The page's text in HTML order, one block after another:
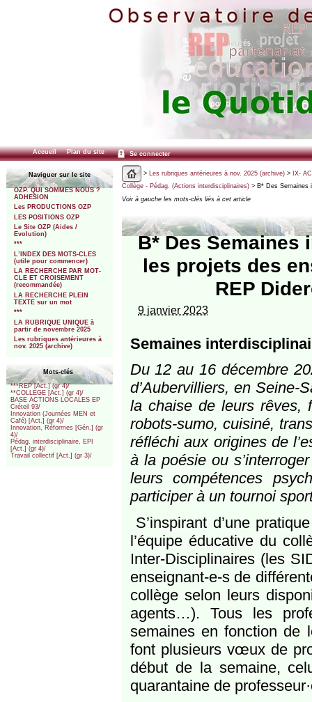
Accueil Plan du site Se connecter
Naviguer sur le site
OZP. QUI SOMMES NOUS ?
ADHESION
Les PRODUCTIONS OZP
LES POSITIONS OZP
Le Site OZP (Aides /
Evolution)
***
L’INDEX DES MOTS-CLES
(utile pour commencer)
LA RECHERCHE PAR MOT-
CLE ET CROISEMENT
(recommandée)
LA RECHERCHE PLEIN
TEXTE sur un mot
***
LA RUBRIQUE UNIQUE à
partir de novembre 2025
Les rubriques antérieures à
nov. 2025 (archive)
Mots-clés
***REP [Act.] (gr 4)/
**COLLEGE [Act.] (gr 4)/
BASE ACTIONS LOCALES EP
Créteil 93/
Innovation (Journées MEN et
Café) [Act.] (gr 4)/
Innovation, Réformes [Gén.] (gr
4)/
Pédag. interdisciplinaire, EPI
[Act.] (gr 4)/
Travail collectif [Act.] (gr 3)/
> Les rubriques antérieures à nov. 2025 (archive)> IX-
Collège - Pédag. (Actions interdisciplinaires)> B* Des Semaines
Voir à gauche les mots-clés liés à cet article
B* Des Semaines
les projets des
REP
9 janvier 2023
Semaines
Du 12 au 16 décembre
d’Aubervilliers, en Seine-
la chaise de leurs rêves,
robots-sumo, cuisiné,
réfléchi aux origines de
à la poésie ou
leurs compétences
participer à un tournoi
S’inspirant d’une
l’équipe éducative du
Inter-Disciplinaires (les
enseignant-e-s de
collège selon leurs
agents…). Tous les
semaines en fonction de
font plusieurs vœux de
début de la semaine,
quarantaine de